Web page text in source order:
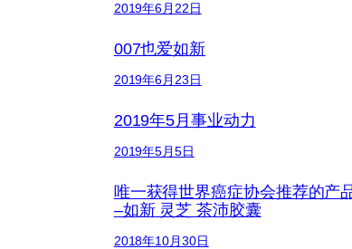
2019年6月22日
007也爱如新
2019年6月23日
2019年5月事业动力
2019年5月5日
唯一获得世界癌症协会推荐的产
–如新 灵芝 茶沛胶囊
2018年10月30日